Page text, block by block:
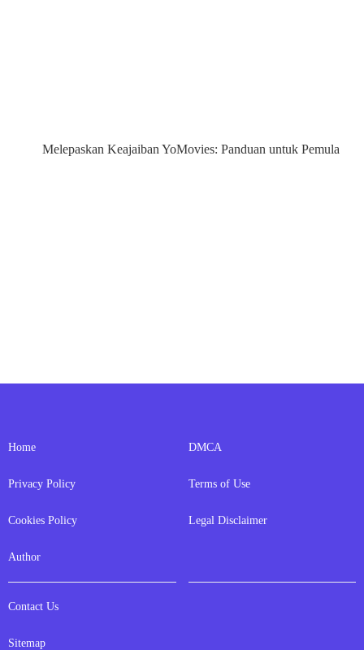
Melepaskan Keajaiban YoMovies: Panduan untuk Pemula
Home
Privacy Policy
Cookies Policy
Author
DMCA
Terms of Use
Legal Disclaimer
Contact Us
Sitemap